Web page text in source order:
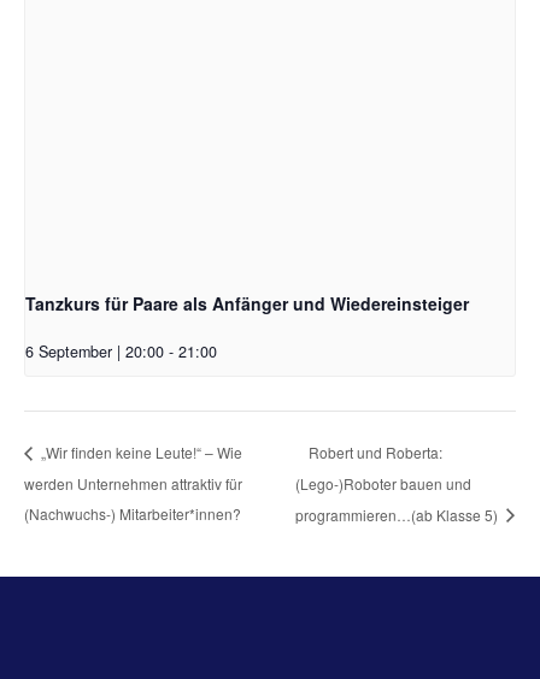
Tanzkurs für Paare als Anfänger und Wiedereinsteiger
6 September | 20:00 - 21:00
„Wir finden keine Leute!“ – Wie
werden Unternehmen attraktiv für
(Nachwuchs-) Mitarbeiter*innen?
Robert und Roberta:
(Lego-)Roboter bauen und
programmieren…(ab Klasse 5)